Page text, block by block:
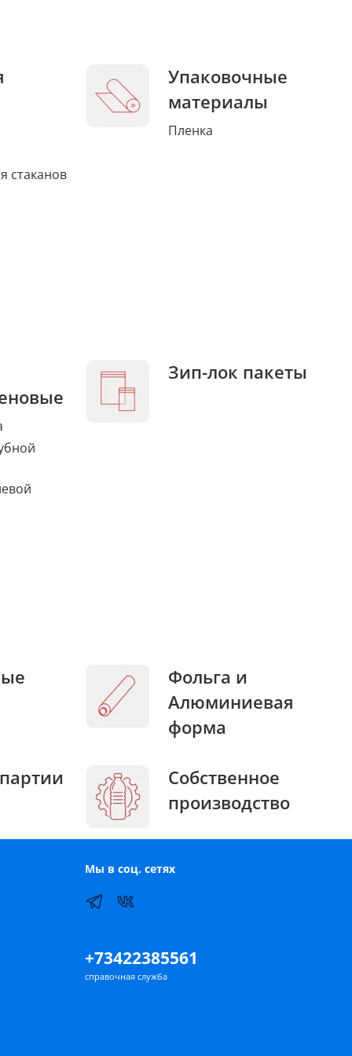
стаканов
Упаковочные
материалы
Пленка
Зип-лок пакеты
Фольга и
Алюминиевая
форма
Собственное
производство
Мы в соц. сетях
+73422385561
справочная служба